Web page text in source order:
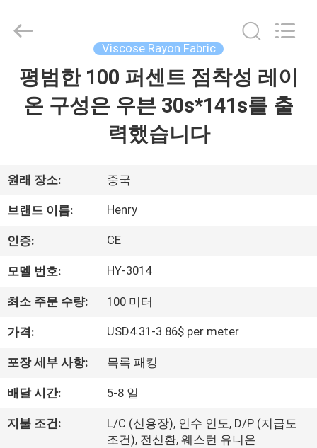
집
우
리
에
여
공
장
2026
Guangzhou
Reserved.
Viscose Rayon Fabric
평범한 100 퍼센트 점착성 레이
온 구성은 우븐 30s*141s를 출
력했습니다
원래 장소: 중국
브랜드 이름: Henry
인증: CE
모델 번호: HY-3014
최소 주문 수량: 100 미터
가격: USD4.31-3.86$ per meter
포장 세부 사항: 목록 패킹
배달 시간: 5-8 일
지불 조건:
L/C (신용장), 인수 인도, D/P (지급도
조건), 전신환, 웨스턴 유니온